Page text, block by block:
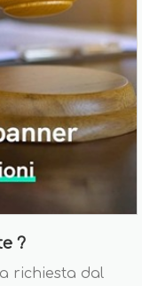
?
richiesta dal